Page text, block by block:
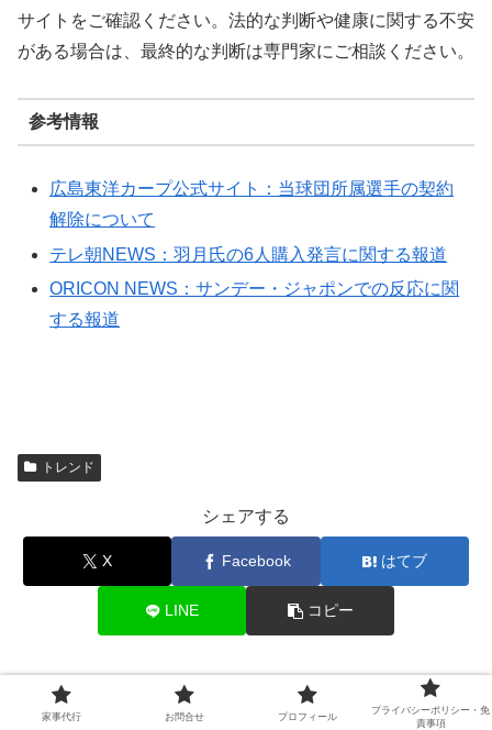
サイトをご確認ください。法的な判断や健康に関する不安
がある場合は、最終的な判断は専門家にご相談ください。
参考情報
広島東洋カープ公式サイト：当球団所属選手の契約
解除について
テレ朝NEWS：羽月氏の6人購入発言に関する報道
ORICON NEWS：サンデー・ジャポンでの反応に関
する報道
トレンド
シェアする
X Facebook はてブ
LINE コピー
家事太郎
家事代行 お問合せ プロフィール
プライバシーポリシー・免
責事項